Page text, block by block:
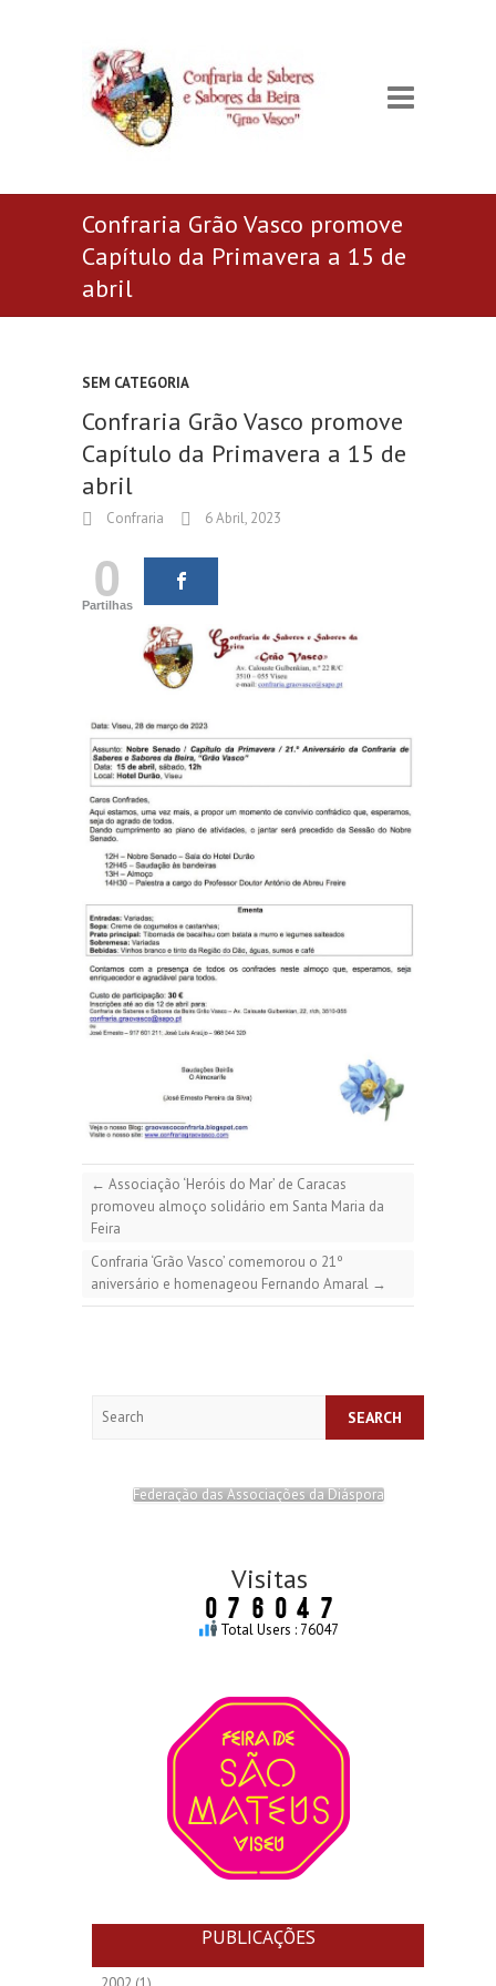
Confraria Grão Vasco promove
Capítulo da Primavera a 15 de
abril
SEM CATEGORIA
Confraria Grão Vasco promove
Capítulo da Primavera a 15 de
abril
Confraria 6 Abril, 2023
0
Partilhas
← Associação ‘Heróis do Mar’ de Caracas
promoveu almoço solidário em Santa Maria da
Feira
Confraria ‘Grão Vasco’ comemorou o 21º
aniversário e homenageou Fernando Amaral →
Federação das Associações da Diáspora
Visitas
Total Users : 76047
PUBLICAÇÕES